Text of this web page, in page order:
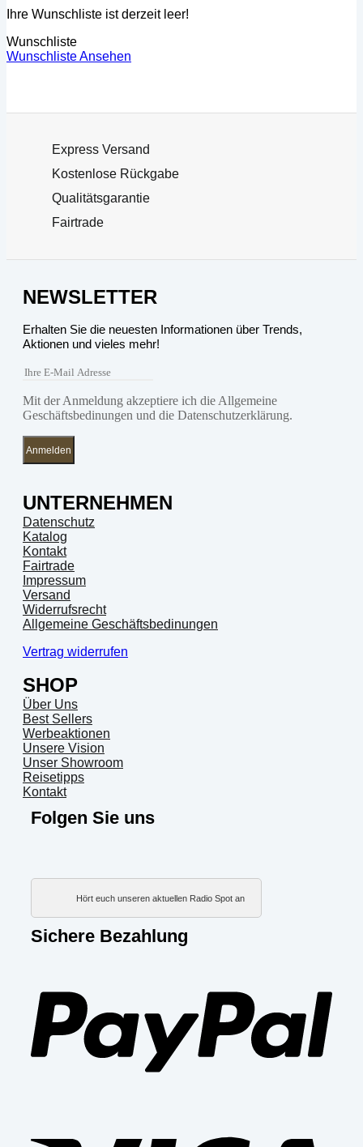
Ihre Wunschliste ist derzeit leer!
Wunschliste
Wunschliste Ansehen
Express Versand
Kostenlose Rückgabe
Qualitätsgarantie
Fairtrade
NEWSLETTER
Erhalten Sie die neuesten Informationen über Trends,
Aktionen und vieles mehr!
Mit der Anmeldung akzeptiere ich die Allgemeine
Geschäftsbedinungen und die Datenschutzerklärung.
Anmelden
UNTERNEHMEN
Datenschutz
Katalog
Kontakt
Fairtrade
Impressum
Versand
Widerrufsrecht
Allgemeine Geschäftsbedinungen
Vertrag widerrufen
SHOP
Über Uns
Best Sellers
Werbeaktionen
Unsere Vision
Unser Showroom
Reisetipps
Kontakt
Folgen Sie uns
Hört euch unseren aktuellen Radio Spot an
Sichere Bezahlung